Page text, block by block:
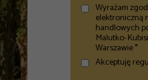
Wyrażam
elektroniczną
handlowych
Malutko-
Warszawie *
Akceptuję